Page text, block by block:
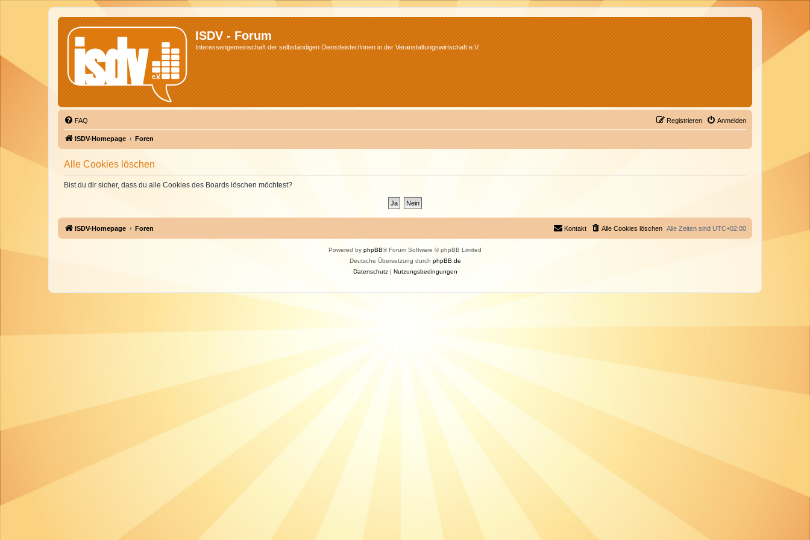
ISDV - Forum
Interessengemeinschaft der selbständigen Dienstleister/Innen in der Veranstaltungswirtschaft e.V.
FAQ Anmelden
Registrieren
ISDV-Homepage Foren
Alle Cookies löschen
Bist du dir sicher, dass du alle Cookies des Boards löschen möchtest?
ISDV-Homepage Foren Alle Zeiten sind UTC+02:00
Alle Cookies löschen
Kontakt
Powered by phpBB® Forum Software © phpBB Limited
Deutsche Übersetzung durch phpBB.de
Datenschutz| Nutzungsbedingungen